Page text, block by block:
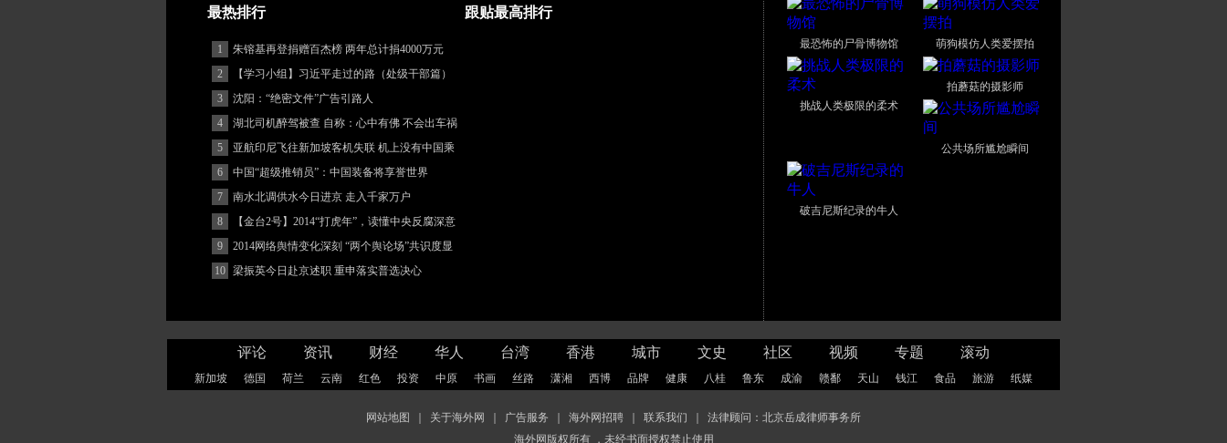
最热排行 跟贴最高排行
1
朱镕基再登捐赠百杰榜 两年总计捐4000万元
2
【学习小组】习近平走过的路（处级干部篇）
3
沈阳：“绝密文件”广告引路人
4
湖北司机醉驾被查 自称：心中有佛 不会出车祸
(图)
5
亚航印尼飞往新加坡客机失联 机上没有中国乘
客
6
中国“超级推销员”：中国装备将享誉世界
7
南水北调供水今日进京 走入千家万户
8
【金台2号】2014“打虎年”，读懂中央反腐深意
9
2014网络舆情变化深刻 “两个舆论场”共识度显
著增强
10 梁振英今日赴京述职 重申落实普选决心
最恐怖的尸骨博物馆 萌狗模仿人类爱摆拍
挑战人类极限的柔术
拍蘑菇的摄影师
公共场所尴尬瞬间
破吉尼斯纪录的牛人
评论 资讯 财经 华人 台湾 香港 城市 文史 社区 视频 专题 滚动
新加坡 德国 荷兰 云南 红色 投资 中原 书画 丝路 潇湘 西博 品牌 健康 八桂 鲁东 成渝 赣鄱 天山 钱江 食品 旅游 纸媒
网站地图 关于海外网 广告服务 海外网招聘 联系我们
法律顾问：北京岳成律师事务所
海外网版权所有 ，未经书面授权禁止使用